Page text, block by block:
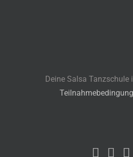
Deine Salsa Tanzschule